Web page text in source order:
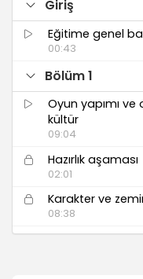
Giriş
Eğitime genel
00:43
Bölüm 1
Oyun yapımı
kültür
09:04
Hazırlık aşaması
02:01
Karakter ve
08:38
Ziplama özelliği